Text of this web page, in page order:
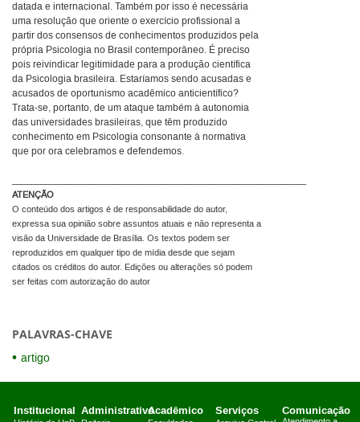
datada e internacional. Também por isso é necessária
uma resolução que oriente o exercício profissional a
partir dos consensos de conhecimentos produzidos pela
própria Psicologia no Brasil contemporâneo. É preciso
pois reivindicar legitimidade para a produção científica
da Psicologia brasileira. Estaríamos sendo acusadas e
acusados de oportunismo acadêmico anticientífico?
Trata-se, portanto, de um ataque também à autonomia
das universidades brasileiras, que têm produzido
conhecimento em Psicologia consonante à normativa
que por ora celebramos e defendemos.
ATENÇÃO
O conteúdo dos artigos é de responsabilidade do autor,
expressa sua opinião sobre assuntos atuais e não representa a
visão da Universidade de Brasília. Os textos podem ser
reproduzidos em qualquer tipo de mídia desde que sejam
citados os créditos do autor. Edições ou alterações só podem
ser feitas com autorização do autor
PALAVRAS-CHAVE
artigo
Institucional AdministrativoAcadêmico Serviços Comunicação